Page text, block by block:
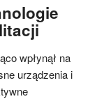
wpłynął na
urządzenia i